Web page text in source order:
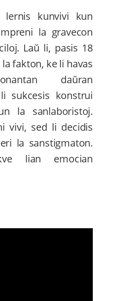
kunvivi kun
la gravecon
Laŭ li, pasis 18
fakton, ke li havas
daŭran
sukcesis konstrui
la sanlaboristoj.
vivi, sed li decidis
la sanstigmaton.
lian emocian